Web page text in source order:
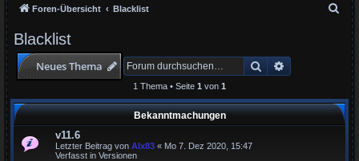
Foren-Übersicht Blacklist
Blacklist
Neues Thema Suche Erweiterte
1 Thema • Seite 1 von 1
Bekanntmachungen
v11.6
Letzter Beitrag von Alx83 « Mo 7. Dez 2020, 15:47
Verfasst in Versionen